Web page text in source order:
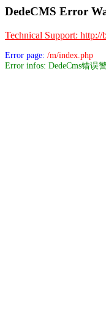
DedeCMS Error
Technical Support: http://
Error page: /m/index.php
Error infos: DedeCms错误